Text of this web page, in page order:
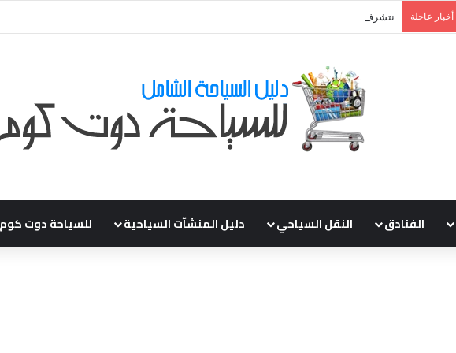
أخبار عاجلة نتشرف بتلقي طلباتكم و استفسارتكم ... لو عندك سؤال او استفسار ماتدرددش فى طلب
الفنادق النقل السياحي دليل المنشآت السياحية للسياحة دوت كوم